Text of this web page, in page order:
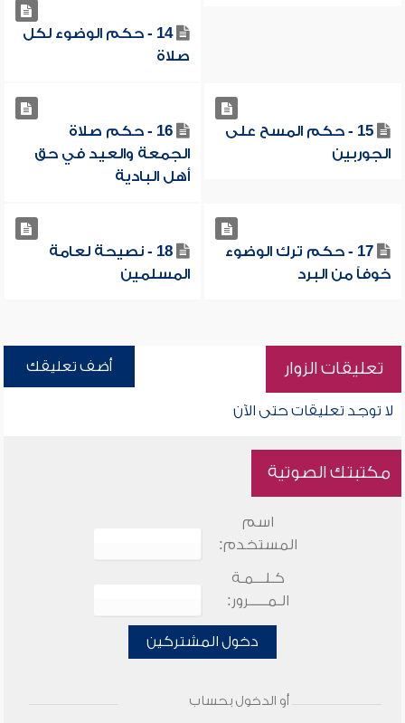
14 - حكم الوضوء لكل
صلاة
15 - حكم المسح على
الجوربين
16 - حكم صلاة
الجمعة والعيد في حق
أهل البادية
17 - حكم ترك الوضوء
خوفاً من البرد
18 - نصيحة لعامة
المسلمين
تعليقات الزوار أضف تعليقك
لا توجد تعليقات حتى الآن
مكتبتك الصوتية
اسم
المستخدم:
كـلـــمـة
الـمـــــرور:
دخول المشتركين
أو الدخول بحساب